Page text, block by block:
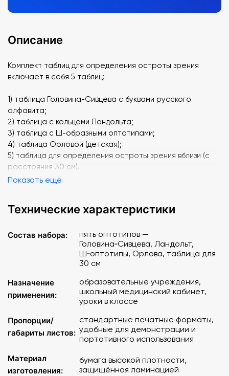
Описание
Комплект таблиц для определения остроты зрения
включает в себя 5 таблиц:
1) таблица Головина-Сивцева с буквами русского
алфавита;
2) таблица с кольцами Ландольта;
3) таблица с Ш-образными оптотипами;
4) таблица Орловой (детская);
5) таблица для определения остроты зрения вблизи (с
расстояния 30 см).
Показать еще
Технические характеристики
Состав набора:
пять оптотипов —
Головина‑Сивцева, Ландольт,
Ш‑оптотипы, Орлова, таблица для
30 см
Назначение
применения:
образовательные учреждения,
школьный медицинский кабинет,
уроки в классе
Пропорции/
габариты листов:
стандартные печатные форматы,
удобные для демонстрации и
портативного использования
Материал
изготовления:
бумага высокой плотности,
защищённая ламинацией